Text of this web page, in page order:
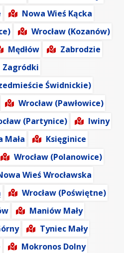
Nowa Wieś Kącka
Wrocław (Kozanów)
Mędłów
Zabrodzie
Zagródki
Świdnickie)
Wrocław (Pawłowice)
(Partynice)
Iwiny
Mała
Księginice
Wrocław (Polanowice)
Wieś Wrocławska
Wrocław (Poświętne)
Maniów Mały
Tyniec Mały
Mokronos Dolny